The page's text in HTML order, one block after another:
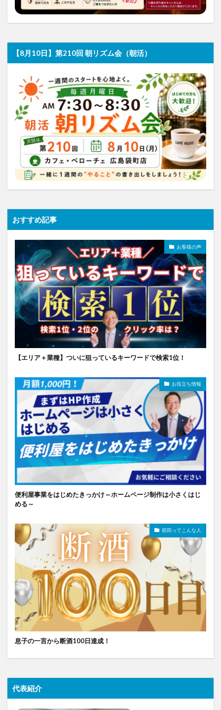
【8月10日】第210回 朝リズム会（朝活）
おすすめ記事
お客様の声
【エリア＋業種】ついに狙っているキーワードで検索1位！
お役立ち情報
便利屋事業をはじめたきっかけ～ホームページ制作は小さくはじ
める～
前田ってこんな人
息子の一言から断酒100日達成！
代表紹介